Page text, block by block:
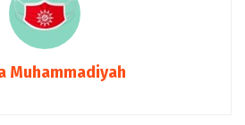
Muhammadiyah